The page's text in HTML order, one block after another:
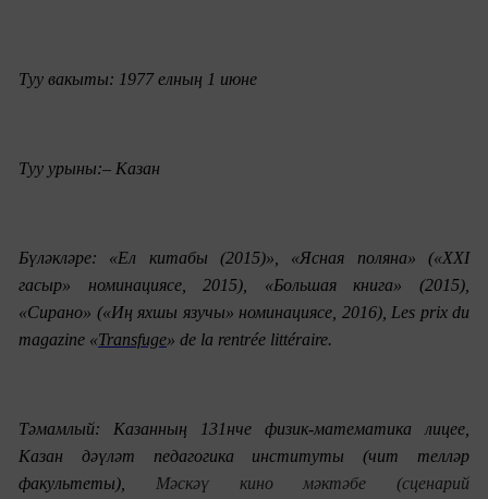
Туу вакыты: 1977 елның 1 июне
Туу урыны:– Казан
Бүләкләре: «Ел китабы (2015)», «Ясная поляна» («XXI
гасыр» номинациясе, 2015), «Большая книга»(2015),
«Сирано» («Иң яхшы язучы» номинациясе, 2016), Les prix du
magazine «Transfuge» de la rentrée littéraire.
Тәмамлый: Казанның 131нче физик-математика лицее,
Казан дәүләт педагогика институты (чит телләр
факультеты), Мәскәү кино мәктәбе (сценарий